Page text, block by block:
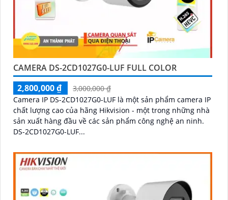
CAMERA DS-2CD1027G0-LUF FULL COLOR
2,800,000 ₫
3,000,000 ₫
Camera IP DS-2CD1027G0-LUF là một sản phẩm camera IP
chất lượng cao của hãng Hikvision - một trong những nhà
sản xuất hàng đầu về các sản phẩm công nghệ an ninh.
DS-2CD1027G0-LUF...